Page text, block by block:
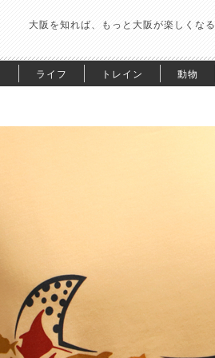
大阪を知れば、もっと大阪が楽しくなる
ライフ トレイン 動物